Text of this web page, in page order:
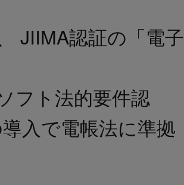
JIIMA認証の「電子
フト法的要件認
入で電帳法に準拠